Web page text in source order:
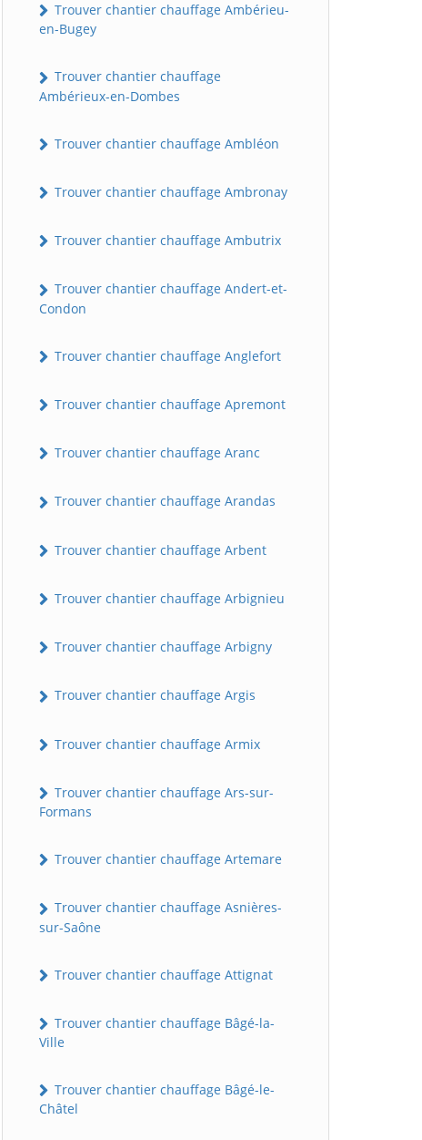
Trouver chantier chauffage Ambérieu-
en-Bugey
Trouver chantier chauffage
Ambérieux-en-Dombes
Trouver chantier chauffage Ambléon
Trouver chantier chauffage Ambronay
Trouver chantier chauffage Ambutrix
Trouver chantier chauffage Andert-et-
Condon
Trouver chantier chauffage Anglefort
Trouver chantier chauffage Apremont
Trouver chantier chauffage Aranc
Trouver chantier chauffage Arandas
Trouver chantier chauffage Arbent
Trouver chantier chauffage Arbignieu
Trouver chantier chauffage Arbigny
Trouver chantier chauffage Argis
Trouver chantier chauffage Armix
Trouver chantier chauffage Ars-sur-
Formans
Trouver chantier chauffage Artemare
Trouver chantier chauffage Asnières-
sur-Saône
Trouver chantier chauffage Attignat
Trouver chantier chauffage Bâgé-la-
Ville
Trouver chantier chauffage Bâgé-le-
Châtel